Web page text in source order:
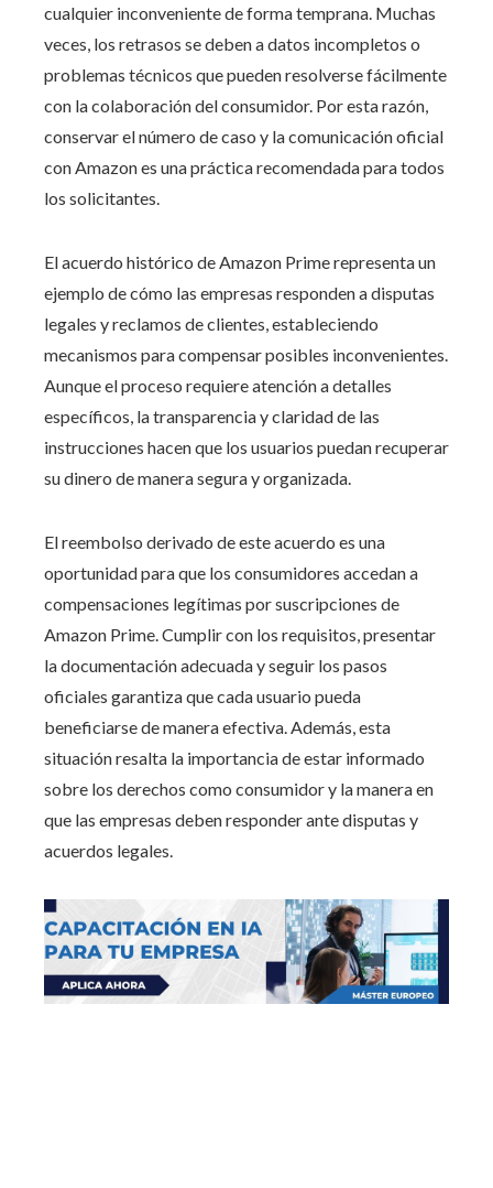
cualquier inconveniente de forma temprana. Muchas
veces, los retrasos se deben a datos incompletos o
problemas técnicos que pueden resolverse fácilmente
con la colaboración del consumidor. Por esta razón,
conservar el número de caso y la comunicación oficial
con Amazon es una práctica recomendada para todos
los solicitantes.
El acuerdo histórico de Amazon Prime representa un
ejemplo de cómo las empresas responden a disputas
legales y reclamos de clientes, estableciendo
mecanismos para compensar posibles inconvenientes.
Aunque el proceso requiere atención a detalles
específicos, la transparencia y claridad de las
instrucciones hacen que los usuarios puedan recuperar
su dinero de manera segura y organizada.
El reembolso derivado de este acuerdo es una
oportunidad para que los consumidores accedan a
compensaciones legítimas por suscripciones de
Amazon Prime. Cumplir con los requisitos, presentar
la documentación adecuada y seguir los pasos
oficiales garantiza que cada usuario pueda
beneficiarse de manera efectiva. Además, esta
situación resalta la importancia de estar informado
sobre los derechos como consumidor y la manera en
que las empresas deben responder ante disputas y
acuerdos legales.